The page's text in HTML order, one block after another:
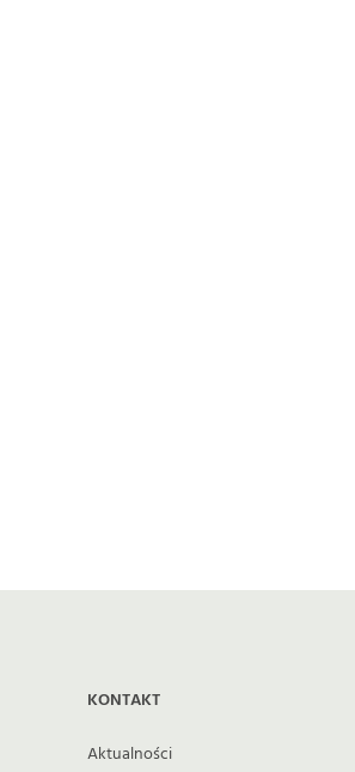
KONTAKT
Aktualności